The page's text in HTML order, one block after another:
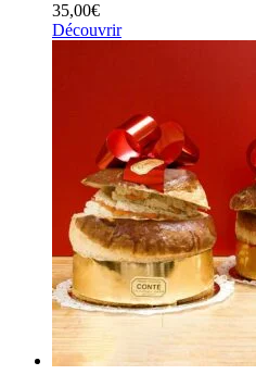
35,00€
Découvrir